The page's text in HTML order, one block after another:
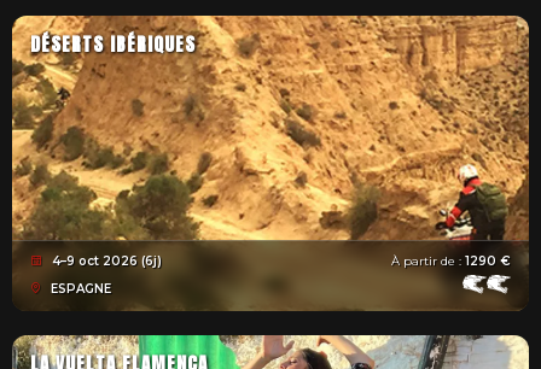
DÉSERTS IBÉRIQUES
4–9 oct 2026 (6j)
ESPAGNE
À partir de : 1290 €